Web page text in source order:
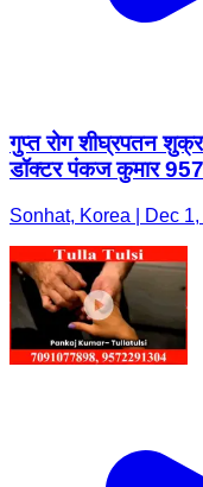
गुप्त रोग शीघ्रपतन
डॉक्टर पंकज कुमार
Sonhat, Korea | Dec